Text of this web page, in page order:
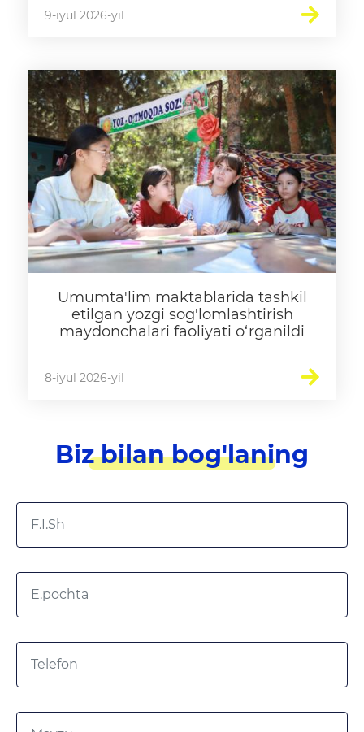
9-iyul 2026-yil
Umumta'lim maktablarida tashkil
etilgan yozgi sog'lomlashtirish
maydonchalari faoliyati o‘rganildi
8-iyul 2026-yil
Biz bilan bog'laning